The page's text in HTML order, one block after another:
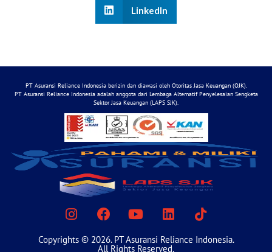
LinkedIn
PT Asuransi Reliance Indonesia berizin dan diawasi oleh Otoritas Jasa Keuangan (OJK).
PT Asuransi Reliance Indonesia adalah anggota dari Lembaga Alternatif Penyelesaian Sengketa
Sektor Jasa Keuangan (LAPS SJK).
Copyrights © 2026. PT Asuransi Reliance Indonesia.
All Rights Reserved.